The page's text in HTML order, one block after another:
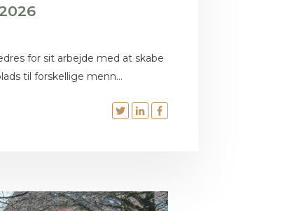
for sit arbejde med at skabe
til forskellige menn...